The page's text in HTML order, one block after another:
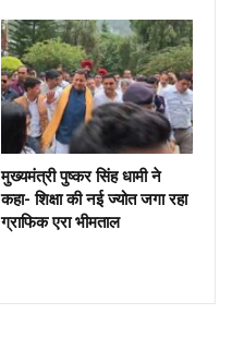
मुख्यमंत्री पुष्कर सिंह धामी ने
कहा- शिक्षा की नई ज्योत जगा रहा
ग्राफिक एरा भीमताल